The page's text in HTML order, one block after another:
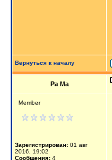
Вернуться к началу
Ра Ма
Member
Зарегистрирован: 01 авг
2016, 19:02
Сообщения: 4